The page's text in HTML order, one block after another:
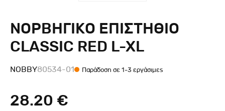
ΝΟΡΒΗΓΙΚΟ ΕΠΙΣΤΗΘΙΟ
CLASSIC RED L-XL
NOBBY80534-01 Παράδοση σε 1-3 εργάσιμες
28.20 €